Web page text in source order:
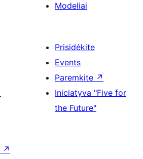
Modeliai
Prisidėkite
Events
Paremkite ↗
Iniciatyva "Five for
the Future"
↗